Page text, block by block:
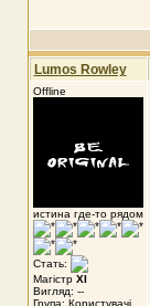
Lumos Rowley
Offline
истина где-то рядом
Стать:
Магістр XI
Вигляд: --
Група: Користувачі